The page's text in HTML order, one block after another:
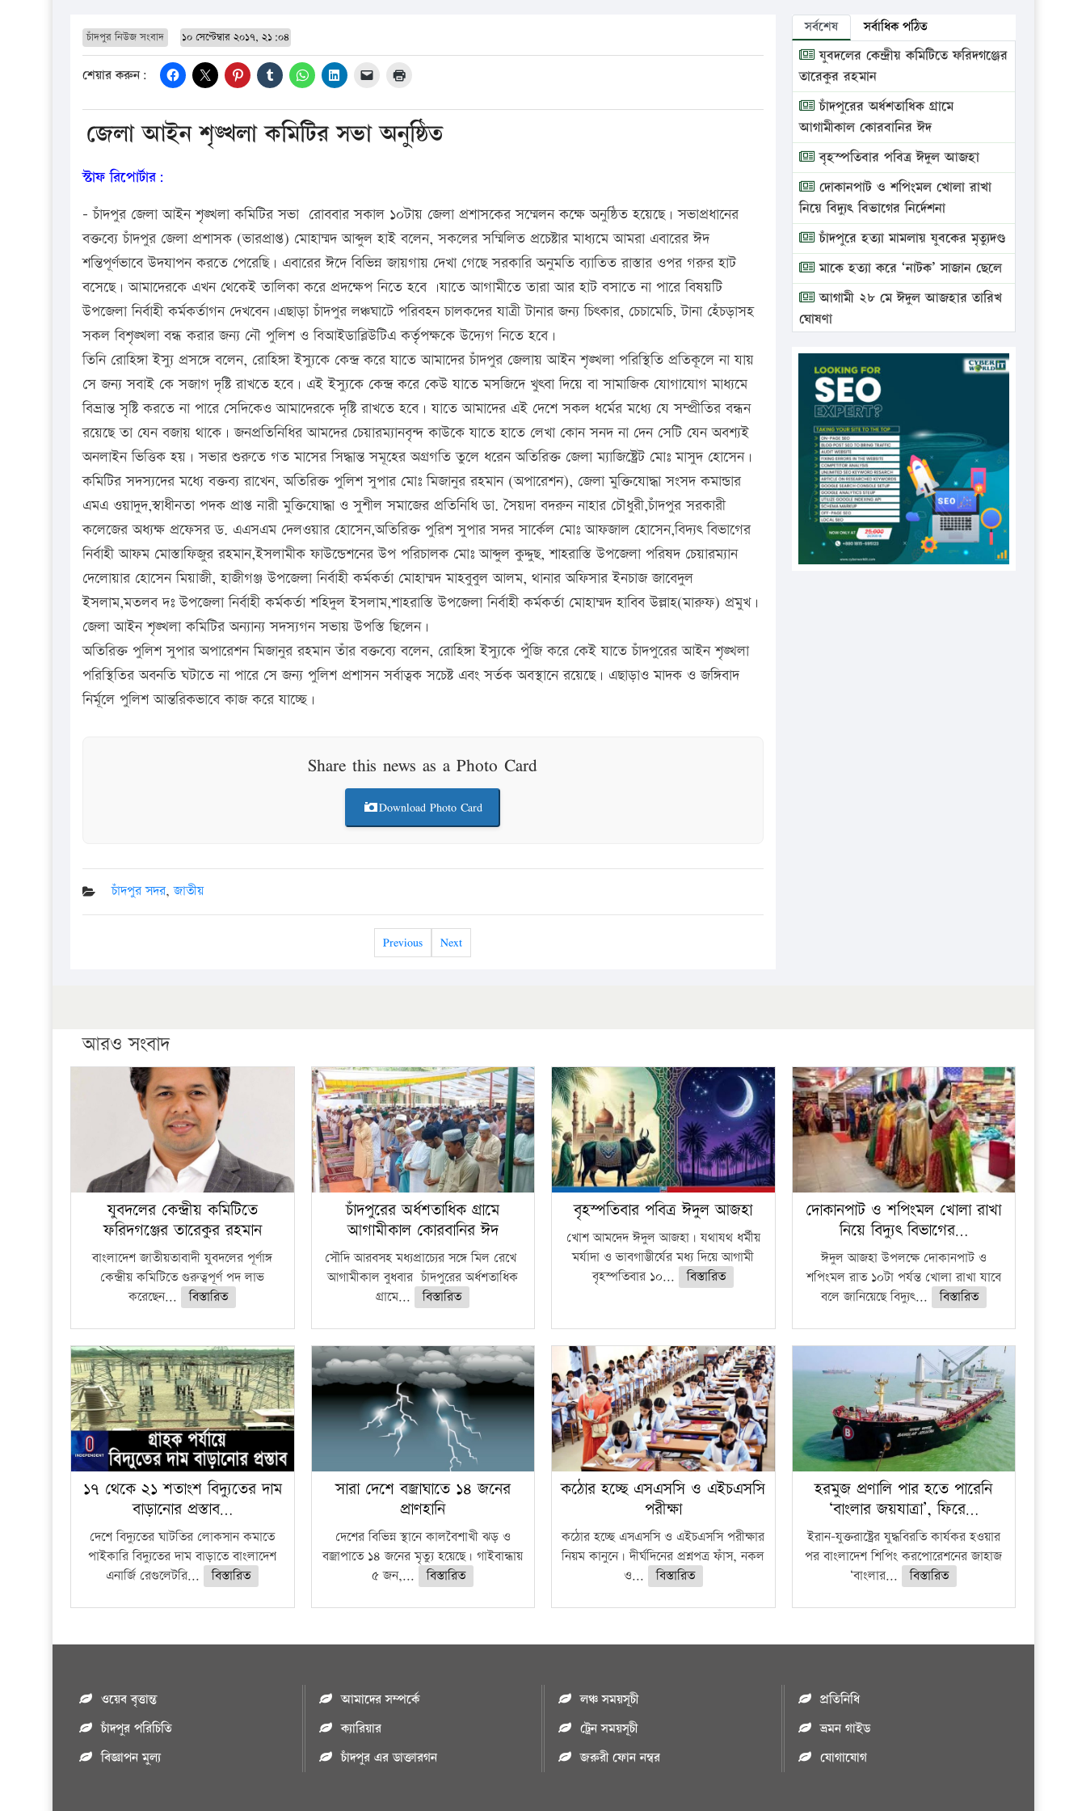
চাঁদপুর নিউজ সংবাদ ১০ সেপ্টেম্বার ২০১৭, ২১:০৪
শেয়ার করুন:
জেলা আইন শৃঙ্খলা কমিটির সভা অনুষ্ঠিত
স্টাফ রিপোর্টার:
– চাঁদপুর জেলা আইন শৃঙ্খলা কমিটির সভা রোববার সকাল ১০টায় জেলা প্রশাসকের সম্মেলন কক্ষে অনুষ্ঠিত হয়েছে। সভাপ্রধানের
বক্তব্যে চাঁদপুর জেলা প্রশাসক (ভারপ্রাপ্ত) মোহাম্মদ আব্দুল হাই বলেন, সকলের সম্মিলিত প্রচেষ্টার মাধ্যমে আমরা এবারের ঈদ
শন্তিপূর্ণভাবে উদযাপন করতে পেরেছি। এবারের ঈদে বিভিন্ন জায়গায় দেখা গেছে সরকারি অনুমতি ব্যাতিত রাস্তার ওপর গরুর হাট
বসেছে। আমাদেরকে এখন থেকেই তালিকা করে প্রদক্ষেপ নিতে হবে ।যাতে আগামীতে তারা আর হাট বসাতে না পারে বিষয়টি
উপজেলা নির্বাহী কর্মকর্তাগন দেখবেন।এছাড়া চাঁদপুর লঞ্চঘাটে পরিবহন চালকদের যাত্রী টানার জন্য চিৎকার, চেচামেচি, টানা হেঁচড়াসহ
সকল বিশৃঙ্খলা বন্ধ করার জন্য নৌ পুলিশ ও বিআইডাব্লিউটিএ কর্তৃপক্ষকে উদ্যেগ নিতে হবে।
তিনি রোহিঙ্গা ইস্যু প্রসঙ্গে বলেন, রোহিঙ্গা ইস্যুকে কেন্দ্র করে যাতে আমাদের চাঁদপুর জেলায় আইন শৃঙ্খলা পরিস্থিতি প্রতিকূলে না যায়
সে জন্য সবাই কে সজাগ দৃষ্টি রাখতে হবে। এই ইস্যুকে কেন্দ্র করে কেউ যাতে মসজিদে খুৎবা দিয়ে বা সামাজিক যোগাযোগ মাধ্যমে
বিভ্রান্ত সৃষ্টি করতে না পারে সেদিকেও আমাদেরকে দৃষ্টি রাখতে হবে। যাতে আমাদের এই দেশে সকল ধর্মের মধ্যে যে সম্প্রীতির বন্ধন
রয়েছে তা যেন বজায় থাকে। জনপ্রতিনিধির আমদের চেয়ারম্যানবৃন্দ কাউকে যাতে হাতে লেখা কোন সনদ না দেন সেটি যেন অবশ্যই
অনলাইন ভিত্তিক হয়। সভার শুরুতে গত মাসের সিদ্ধান্ত সমূহের অগ্রগতি তুলে ধরেন অতিরিক্ত জেলা ম্যাজিষ্ট্রেট মোঃ মাসুদ হোসেন।
কমিটির সদস্যদের মধ্যে বক্তব্য রাখেন, অতিরিক্ত পুলিশ সুপার মোঃ মিজানুর রহমান (অপারেশন), জেলা মুক্তিযোদ্ধা সংসদ কমান্ডার
এমএ ওয়াদুদ,স্বাধীনতা পদক প্রাপ্ত নারী মুক্তিযোদ্ধা ও সুশীল সমাজের প্রতিনিধি ডা. সৈয়দা বদরুন নাহার চৌধুরী,চাঁদপুর সরকারী
কলেজের অধ্যক্ষ প্রফেসর ড. এএসএম দেলওয়ার হোসেন,অতিরিক্ত পুরিশ সুপার সদর সার্কেল মোঃ আফজাল হোসেন,বিদ্যৎ বিভাগের
নির্বাহী আফম মোস্তাফিজুর রহমান,ইসলামীক ফাউন্ডেশনের উপ পরিচালক মোঃ আব্দুল কুদ্দুছ, শাহরাস্তি উপজেলা পরিষদ চেয়ারম্যান
দেলোয়ার হোসেন মিয়াজী, হাজীগঞ্জ উপজেলা নির্বাহী কর্মকর্তা মোহাম্মদ মাহবুবুল আলম, থানার অফিসার ইনচাজ জাবেদুল
ইসলাম,মতলব দঃ উপজেলা নির্বাহী কর্মকর্তা শহিদুল ইসলাম,শাহরাস্তি উপজেলা নির্বাহী কর্মকর্তা মোহাম্মদ হাবিব উল্লাহ(মারুফ) প্রমুখ।
জেলা আইন শৃঙ্খলা কমিটির অন্যান্য সদস্যগন সভায় উপস্তি ছিলেন।
অতিরিক্ত পুলিশ সুপার অপারেশন মিজানুর রহমান তাঁর বক্তব্যে বলেন, রোহিঙ্গা ইস্যুকে পুঁজি করে কেই যাতে চাঁদপুরের আইন শৃঙ্খলা
পরিস্থিতির অবনতি ঘটাতে না পারে সে জন্য পুলিশ প্রশাসন সর্বাত্বক সচেষ্ট এবং সর্তক অবস্থানে রয়েছে। এছাড়াও মাদক ও জঙ্গিবাদ
নির্মূলে পুলিশ আন্তরিকভাবে কাজ করে যাচ্ছে।
Share this news as a Photo Card
Download Photo Card
চাঁদপুর সদর,জাতীয়
Previous Next
সর্বশেষ সর্বাধিক পঠিত
যুবদলের কেন্দ্রীয় কমিটিতে ফরিদগঞ্জের
তারেকুর রহমান
চাঁদপুরের অর্ধশতাধিক গ্রামে
আগামীকাল কোরবানির ঈদ
বৃহস্পতিবার পবিত্র ঈদুল আজহা
দোকানপাট ও শপিংমল খোলা রাখা
নিয়ে বিদ্যুৎ বিভাগের নির্দেশনা
চাঁদপুরে হত্যা মামলায় যুবকের মৃত্যুদণ্ড
মাকে হত্যা করে ‘নাটক’ সাজান ছেলে
আগামী ২৮ মে ঈদুল আজহার তারিখ
ঘোষণা
ভ্রাম্যমাণ আদালতে দুইটি প্রতিষ্ঠানকে
প্রতিষ্ঠানকে ৪০হাজার টাকা জরিমানা।
এবার লঞ্চের ভাড়া বাড়ল
১৭ থেকে ২১ শতাংশ বিদ্যুতের দাম
বাড়ানোর প্রস্তাব পিডিবির
১৬ মে চাঁদপুর ও ২৫ মে ফেনী সফরে
যাবেন প্রধানমন্ত্রী
উচ্চশিক্ষায় গৌরবময় অর্জন: পূর্ণ
স্কলারশিপে যুক্তরাষ্ট্রে পিএইচডি করছেন
আরও সংবাদ
যুবদলের কেন্দ্রীয় কমিটিতে
ফরিদগঞ্জের তারেকুর রহমান
বাংলাদেশ জাতীয়তাবাদী যুবদলের পূর্ণাঙ্গ
কেন্দ্রীয় কমিটিতে গুরুত্বপূর্ণ পদ লাভ
করেছেন...
বিস্তারিত
চাঁদপুরের অর্ধশতাধিক গ্রামে
আগামীকাল কোরবানির ঈদ
সৌদি আরবসহ মধ্যপ্রাচ্যের সঙ্গে মিল রেখে
আগামীকাল বুধবার চাঁদপুরের অর্ধশতাধিক
গ্রামে...
বিস্তারিত
বৃহস্পতিবার পবিত্র ঈদুল আজহা
খোশ আমদেদ ঈদুল আজহা। যথাযথ ধর্মীয়
মর্যাদা ও ভাবগাম্ভীর্যের মধ্য দিয়ে আগামী
বৃহস্পতিবার ১০...
বিস্তারিত
দোকানপাট ও শপিংমল খোলা রাখা
নিয়ে বিদ্যুৎ বিভাগের…
ঈদুল আজহা উপলক্ষে দোকানপাট ও
শপিংমল রাত ১০টা পর্যন্ত খোলা রাখা যাবে
বলে জানিয়েছে বিদ্যুৎ...
বিস্তারিত
১৭ থেকে ২১ শতাংশ বিদ্যুতের দাম
বাড়ানোর প্রস্তাব…
দেশে বিদ্যুতের ঘাটতির লোকসান কমাতে
পাইকারি বিদ্যুতের দাম বাড়াতে বাংলাদেশ
এনার্জি রেগুলেটরি...
বিস্তারিত
সারা দেশে বজ্রাঘাতে ১৪ জনের
প্রাণহানি
দেশের বিভিন্ন স্থানে কালবৈশাখী ঝড় ও
বজ্রাপাতে ১৪ জনের মৃত্যু হয়েছে। গাইবান্ধায়
৫ জন,...
বিস্তারিত
কঠোর হচ্ছে এসএসসি ও এইচএসসি
পরীক্ষা
কঠোর হচ্ছে এসএসসি ও এইচএসসি পরীক্ষার
নিয়ম কানুনে। দীর্ঘদিনের প্রশ্নপত্র ফাঁস, নকল
ও...
বিস্তারিত
হরমুজ প্রণালি পার হতে পারেনি
‘বাংলার জয়যাত্রা’, ফিরে…
ইরান-যুক্তরাষ্ট্রের যুদ্ধবিরতি কার্যকর হওয়ার
পর বাংলাদেশ শিপিং করপোরেশনের জাহাজ
‘বাংলার...
বিস্তারিত
ওয়েব বৃত্তান্ত
চাঁদপুর পরিচিতি
বিজ্ঞাপন মুল্য
আমাদের সম্পর্কে
ক্যারিয়ার
চাঁদপুর এর ডাক্তারগন
লঞ্চ সময়সূচী
ট্রেন সময়সূচী
জরুরী ফোন নম্বর
প্রতিনিধি
ভ্রমন গাইড
যোগাযোগ